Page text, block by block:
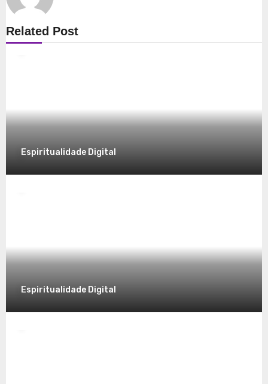
Related Post
Espiritualidade
Explorando a Espiritualidade: Conexão e
Espiritualidade Digital
Espiritualidade Digital